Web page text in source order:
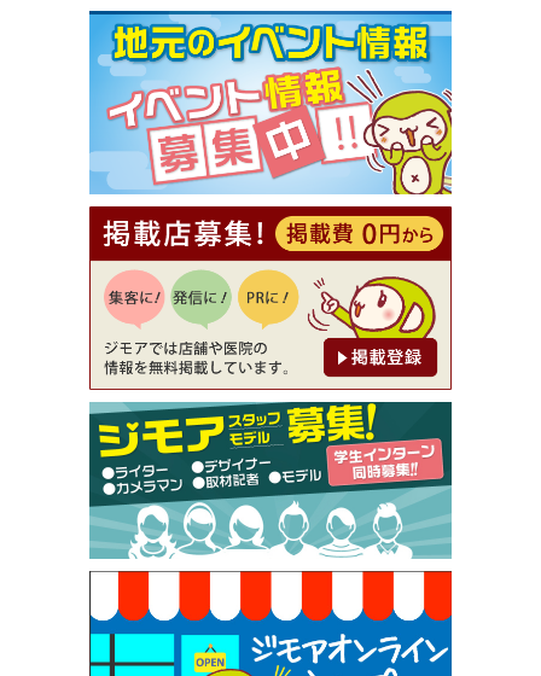
[有効期限]2026年9月30日まで
【ジモア限定①】初回割引 特価 VIO脱毛11,000円
⇒8,800円（メンズ専門ワックス脱毛サロン Mickle
（ミックル））
[有効期限]2026年9月30日
【ジモア読者特典2】コース 3,500円→3,000円（料
理5品+2時間飲み放題）（創作イタリアン Pia Cu
ore（ピアクオーレ））
[有効期限]2026年9月30日
【ジモア読者特典1】料理全品20％OFF ※18時以
降（創作イタリアン Pia Cuore（ピアクオーレ））
[有効期限]2026年9月30日
【ジモア限定②】初回割引 特価 鼻毛脱毛 半額 2,2
00円⇒1,100円（メンズ専門ワックス脱毛サロン Mi
ckle（ミックル））
[有効期限]2026年9月30日
【ジモア限定特典①】まつ毛カール 3,850円→ 2,7
50円（Premiere（プルミエール））
[有効期限]2026年9月30日
焼き餃子 一皿サービス（餃子酒場たっちゃん 西
早稲田店）
[有効期限]2026年9月30日